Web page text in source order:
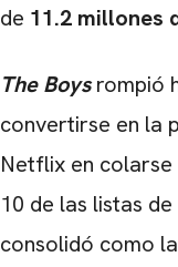
de 11.2 millones
The Boysrompió
convertirse en la
Netflix en
10 de las listas
consolidó como